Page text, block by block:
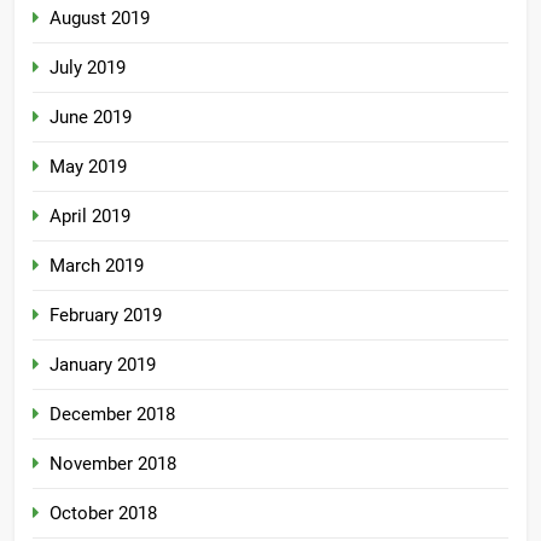
August 2019
July 2019
June 2019
May 2019
April 2019
March 2019
February 2019
January 2019
December 2018
November 2018
October 2018